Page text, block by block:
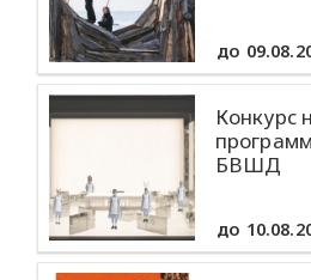
до
Конкурс
БВШД
до